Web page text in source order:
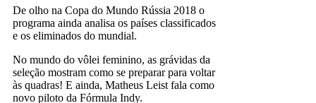
De olho na Copa do Mundo Rússia 2018 o
programa ainda analisa os países classificados
e os eliminados do mundial.
No mundo do vôlei feminino, as grávidas da
seleção mostram como se preparar para voltar
às quadras! E ainda, Matheus Leist fala como
novo piloto da Fórmula Indy.